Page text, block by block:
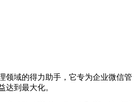
领域的得力助手，它专为企业微信管
到最大化。